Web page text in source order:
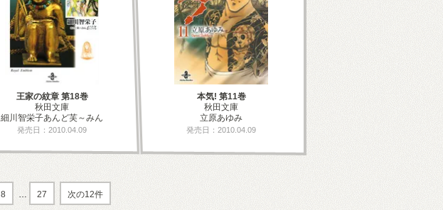
王家の紋章 第18巻
秋田文庫
細川智栄子あんど芙～みん
発売日：2010.04.09
本気! 第11巻
秋田文庫
立原あゆみ
発売日：2010.04.09
8 … 27 次の12件